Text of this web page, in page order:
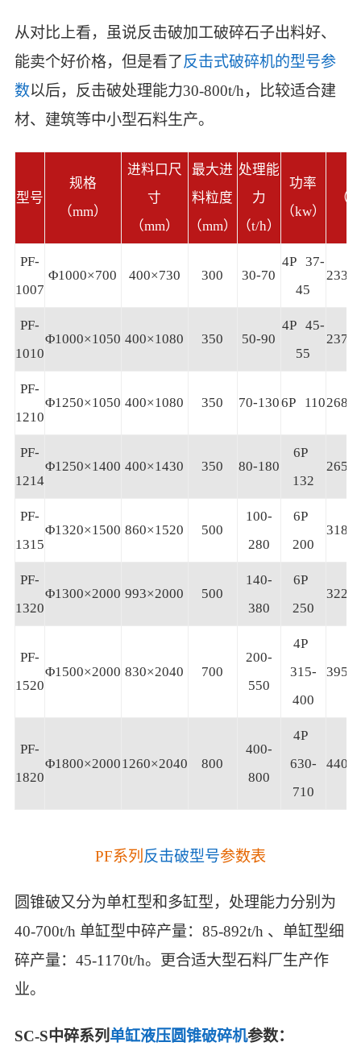
从对比上看，虽说反击破加工破碎石子出料好、
能卖个好价格，但是看了反击式破碎机的型号参
数以后，反击破处理能力30-800t/h，比较适合建
材、建筑等中小型石料生产。
型号
规格
（mm）
进料口尺
寸
（mm）
最大进
料粒度
（mm）
处理能
力
（t/h）
功率
（kw）
（
PF-
1007
Φ1000×700 400×730 300 30-70
4P 37-
45
PF-
1010
Φ1000×1050 400×1080 350 50-90
4P 45-
55
PF-
1210
Φ1250×1050 400×1080 350 70-1306P 110
PF-
1214
Φ1250×1400 400×1430 350 80-180
6P
132
PF-
1315
Φ1320×1500 860×1520 500
100-
280
6P
200
PF-
1320
Φ1300×2000 993×2000 500
140-
380
6P
250
PF-
1520
Φ1500×2000 830×2040 700
200-
550
4P
315-
400
PF-
1820
Φ1800×20001260×2040 800
400-
800
4P
630-
710
PF系列 反击破型号参数表
圆锥破又分为单杠型和多缸型，处理能力分别为
40-700t/h 单缸型中碎产量：85-892t/h 、单缸型细
碎产量：45-1170t/h。更合适大型石料厂生产作
业。
SC-S中碎系列 单缸液压圆锥破碎机参数：